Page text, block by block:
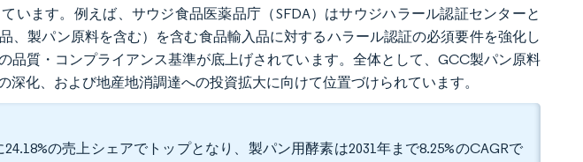
います。例えば、サウジ食品医薬品庁（SFDA）はサウジハラール認証センターと
、製パン原料を含む）を含む食品輸入品に対するハラール認証の必須要件を強化し
品質・コンプライアンス基準が底上げされています。全体として、GCC製パン原料
化、および地産地消調達への投資拡大に向けて位置づけられています。
の売上シェアでトップとなり、製パン用酵素は2031年まで8.25%のCAGRで